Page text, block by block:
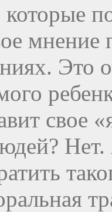
которые
Это
Нет.